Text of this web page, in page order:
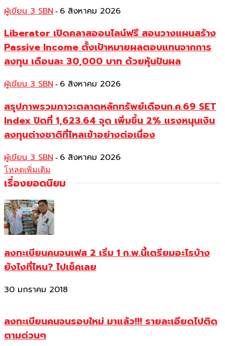
ผู้เขียน 3 SBN - 6 สิงหาคม 2026
Liberator เปิดคลาสออนไลน์ฟรี สอนวางแผนสร้าง
Passive Income ตั้งเป้าหมายผลตอบแทนจากการ
ลงทุน เดือนละ 30,000 บาท ด้วยหุ้นปันผล
ผู้เขียน 3 SBN - 6 สิงหาคม 2026
สรุปภาพรวมภาวะตลาดหลักทรัพย์เดือนก.ค.69 SET
Index ปิดที่ 1,623.64 จุด เพิ่มขึ้น 2% แรงหนุนเงิน
ลงทุนต่างชาติที่ไหลเข้าอย่างต่อเนื่อง
ผู้เขียน 3 SBN - 6 สิงหาคม 2026
โหลดเพิ่มเติม
เรื่องยอดนิยม
ลงทะเบียนคนจนเฟส 2 เริ่ม 1 ก.พ.นี้เตรียมอะไรบ้าง
ยังไงที่ไหน? ไปเช็คเลย
30 มกราคม 2018
ลงทะเบียนคนจนรอบใหม่ มาแล้ว!!! รายละเอียดไปติด
ตามด่วนๆ